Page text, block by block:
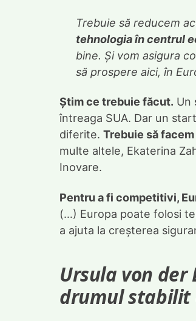
Trebuie să reducem
tehnologia în centrul
bine. Și vom asigura
să prospere aici, în
Știm ce trebuie făcut. Un
întreaga SUA. Dar un
diferite. Trebuie să
multe altele, Ekaterina
Inovare.
Pentru a fi competitivi,
(…) Europa poate folosi
a ajuta la creșterea
Ursula von der
drumul stabilit